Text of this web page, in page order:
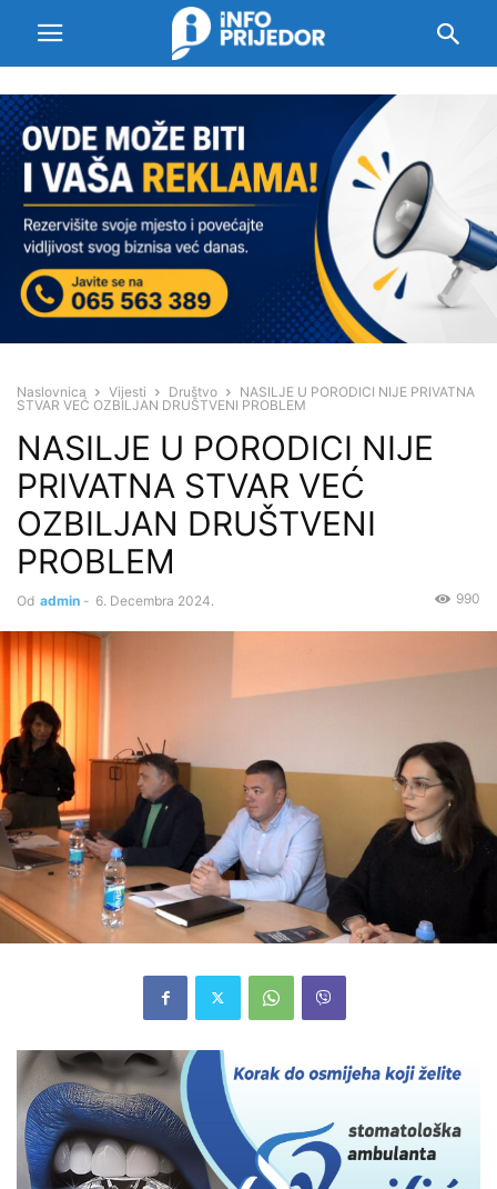
Naslovnica Vijesti Društvo
NASILJE U PORODICI NIJE PRIVATNA
STVAR VEĆ OZBILJAN DRUŠTVENI PROBLEM
NASILJE U PORODICI NIJE
PRIVATNA STVAR VEĆ
OZBILJAN DRUŠTVENI
PROBLEM
Od admin - 6. Decembra 2024. 990